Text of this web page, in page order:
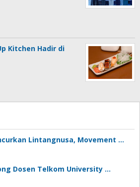
Kitchen Hadir di
Lintangnusa, Movement …
Dosen Telkom University …